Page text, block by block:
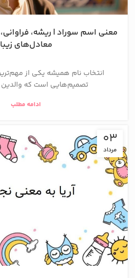
معنی اسم سوراد | ریشه،
معادل‌های زیبا
انتخاب نام همیشه یکی از
تصمیم‌هایی است که والدین
ادامه مطلب
03
مرداد